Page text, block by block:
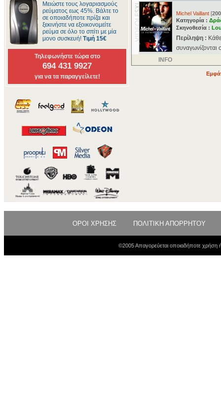
Μειώστε τους λογαριασμούς
ρεύματος εως 45%. Βάλτε το
σε οποιαδήποτε πρίζα και
ξεκινήστε να εξοικονομείτε
ρεύμα σε όλο το σπίτι με μία
μονο συσκευή! Τιμή 15€
Τηλεφωνήστε τώρα στο
694 431 9927
για να τα παραγγείλετε!
Michel Vaillant [
Κατηγορία :
Σκηνοθεσία :
Περίληψη :
INFO
ΟΡΟΙ ΧΡΗΣΗΣ ΠΟΛΙΤΙΚΗ ΑΠΟΡΡΗΤΟΥ
©2005 Απαγορεύεται οποιαδήποτε χρήση